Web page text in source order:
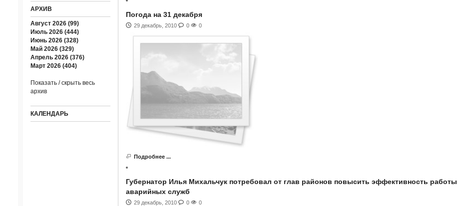
Погода на 31 декабря
29 декабрь, 2010 0 0
Подробнее ...
Губернатор Илья Михальчук потребовал от глав районов повысить эффективность работы
аварийных служб
29 декабрь, 2010 0 0
АРХИВ
Август 2026 (99)
Июль 2026 (444)
Июнь 2026 (328)
Май 2026 (329)
Апрель 2026 (376)
Март 2026 (404)
Показать / скрыть весь
архив
КАЛЕНДАРЬ